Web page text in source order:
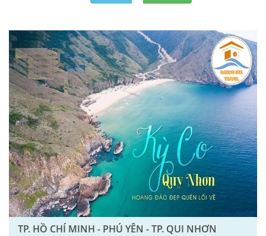
TP. HỒ CHÍ MINH - PHÚ YÊN - TP. QUI NHƠN